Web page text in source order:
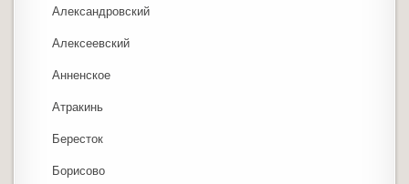
Александровский
Алексеевский
Анненское
Атракинь
Бересток
Борисово